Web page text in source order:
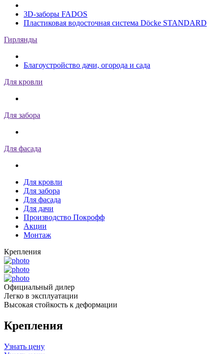
3D-заборы FADOS
Пластиковая водосточная система Döcke STANDARD
Гирлянды
Благоустройство дачи, огорода и сада
Для кровли
Для забора
Для фасада
Для кровли
Для забора
Для фасада
Для дачи
Производство Покрофф
Акции
Монтаж
Крепления
Официальный дилер
Легко в эксплуатации
Высокая стойкость к деформации
Крепления
Узнать цену